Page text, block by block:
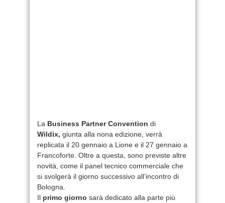
La Business Partner Convention di
Wildix, giunta alla nona edizione, verrà
replicata il 20 gennaio a Lione e il 27 gennaio a
Francoforte. Oltre a questa, sono previste altre
novità, come il panel tecnico commerciale che
si svolgerà il giorno successivo all’incontro di
Bologna.
Il primo giorno sarà dedicato alla parte più